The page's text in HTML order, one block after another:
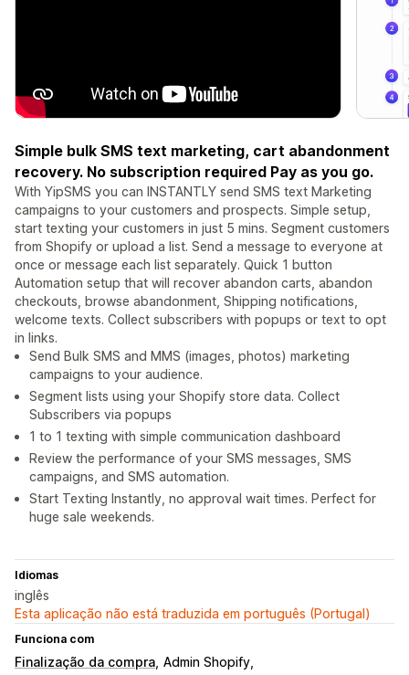
Simple bulk SMS text marketing, cart abandonment
recovery. No subscription required Pay as you go.
With YipSMS you can INSTANTLY send SMS text Marketing
campaigns to your customers and prospects. Simple setup,
start texting your customers in just 5 mins. Segment customers
from Shopify or upload a list. Send a message to everyone at
once or message each list separately. Quick 1 button
Automation setup that will recover abandon carts, abandon
checkouts, browse abandonment, Shipping notifications,
welcome texts. Collect subscribers with popups or text to opt
in links.
Send Bulk SMS and MMS (images, photos) marketing
campaigns to your audience.
Segment lists using your Shopify store data. Collect
Subscribers via popups
1 to 1 texting with simple communication dashboard
Review the performance of your SMS messages, SMS
campaigns, and SMS automation.
Start Texting Instantly, no approval wait times. Perfect for
huge sale weekends.
Idiomas
inglês
Esta aplicação não está traduzida em português (Portugal)
Funciona com
Finalização da compra Admin Shopify